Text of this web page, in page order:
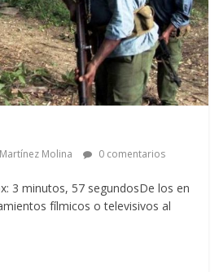
Molina 0 comentarios
3 minutos, 57 segundosDe los en
fílmicos o televisivos al